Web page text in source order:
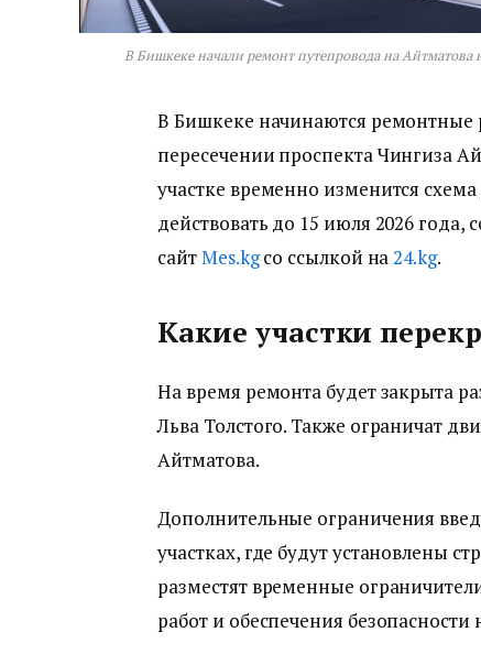
В Бишкеке начали ремонт путепровода на Айтматова
В Бишкеке начинаются ремонтные
пересечении проспекта Чингиза
участке временно изменится
действовать до 15 июля 2026
сайтМes.kgсо ссылкой на24.kg.
Какие участки
На время ремонта будет закрыта
Льва Толстого. Также ограничат
Айтматова.
Дополнительные ограничения
участках, где будут установлены
разместят временные
работ и обеспечения безопасности